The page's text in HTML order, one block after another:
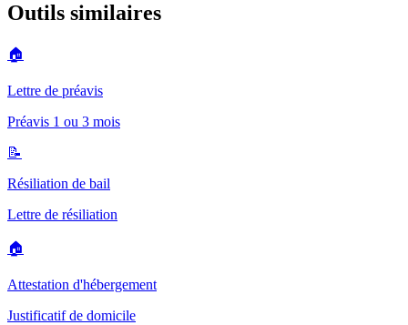
Outils similaires
🏠
Lettre de préavis
Préavis 1 ou 3 mois
📝
Résiliation de bail
Lettre de résiliation
🏠
Attestation d'hébergement
Justificatif de domicile